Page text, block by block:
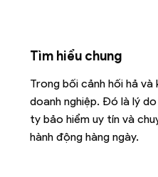
Tìm hiểu chung
Trong bối cảnh hối hả
doanh nghiệp. Đó là lý
ty bảo hiểm uy tín và
hành động hàng ngày.